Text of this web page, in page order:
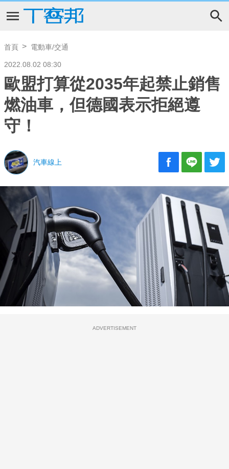
首頁 電動車/交通
2022.08.02 08:30
歐盟打算從2035年起禁止銷售
燃油車，但德國表示拒絕遵
守！
汽車線上
ADVERTISEMENT